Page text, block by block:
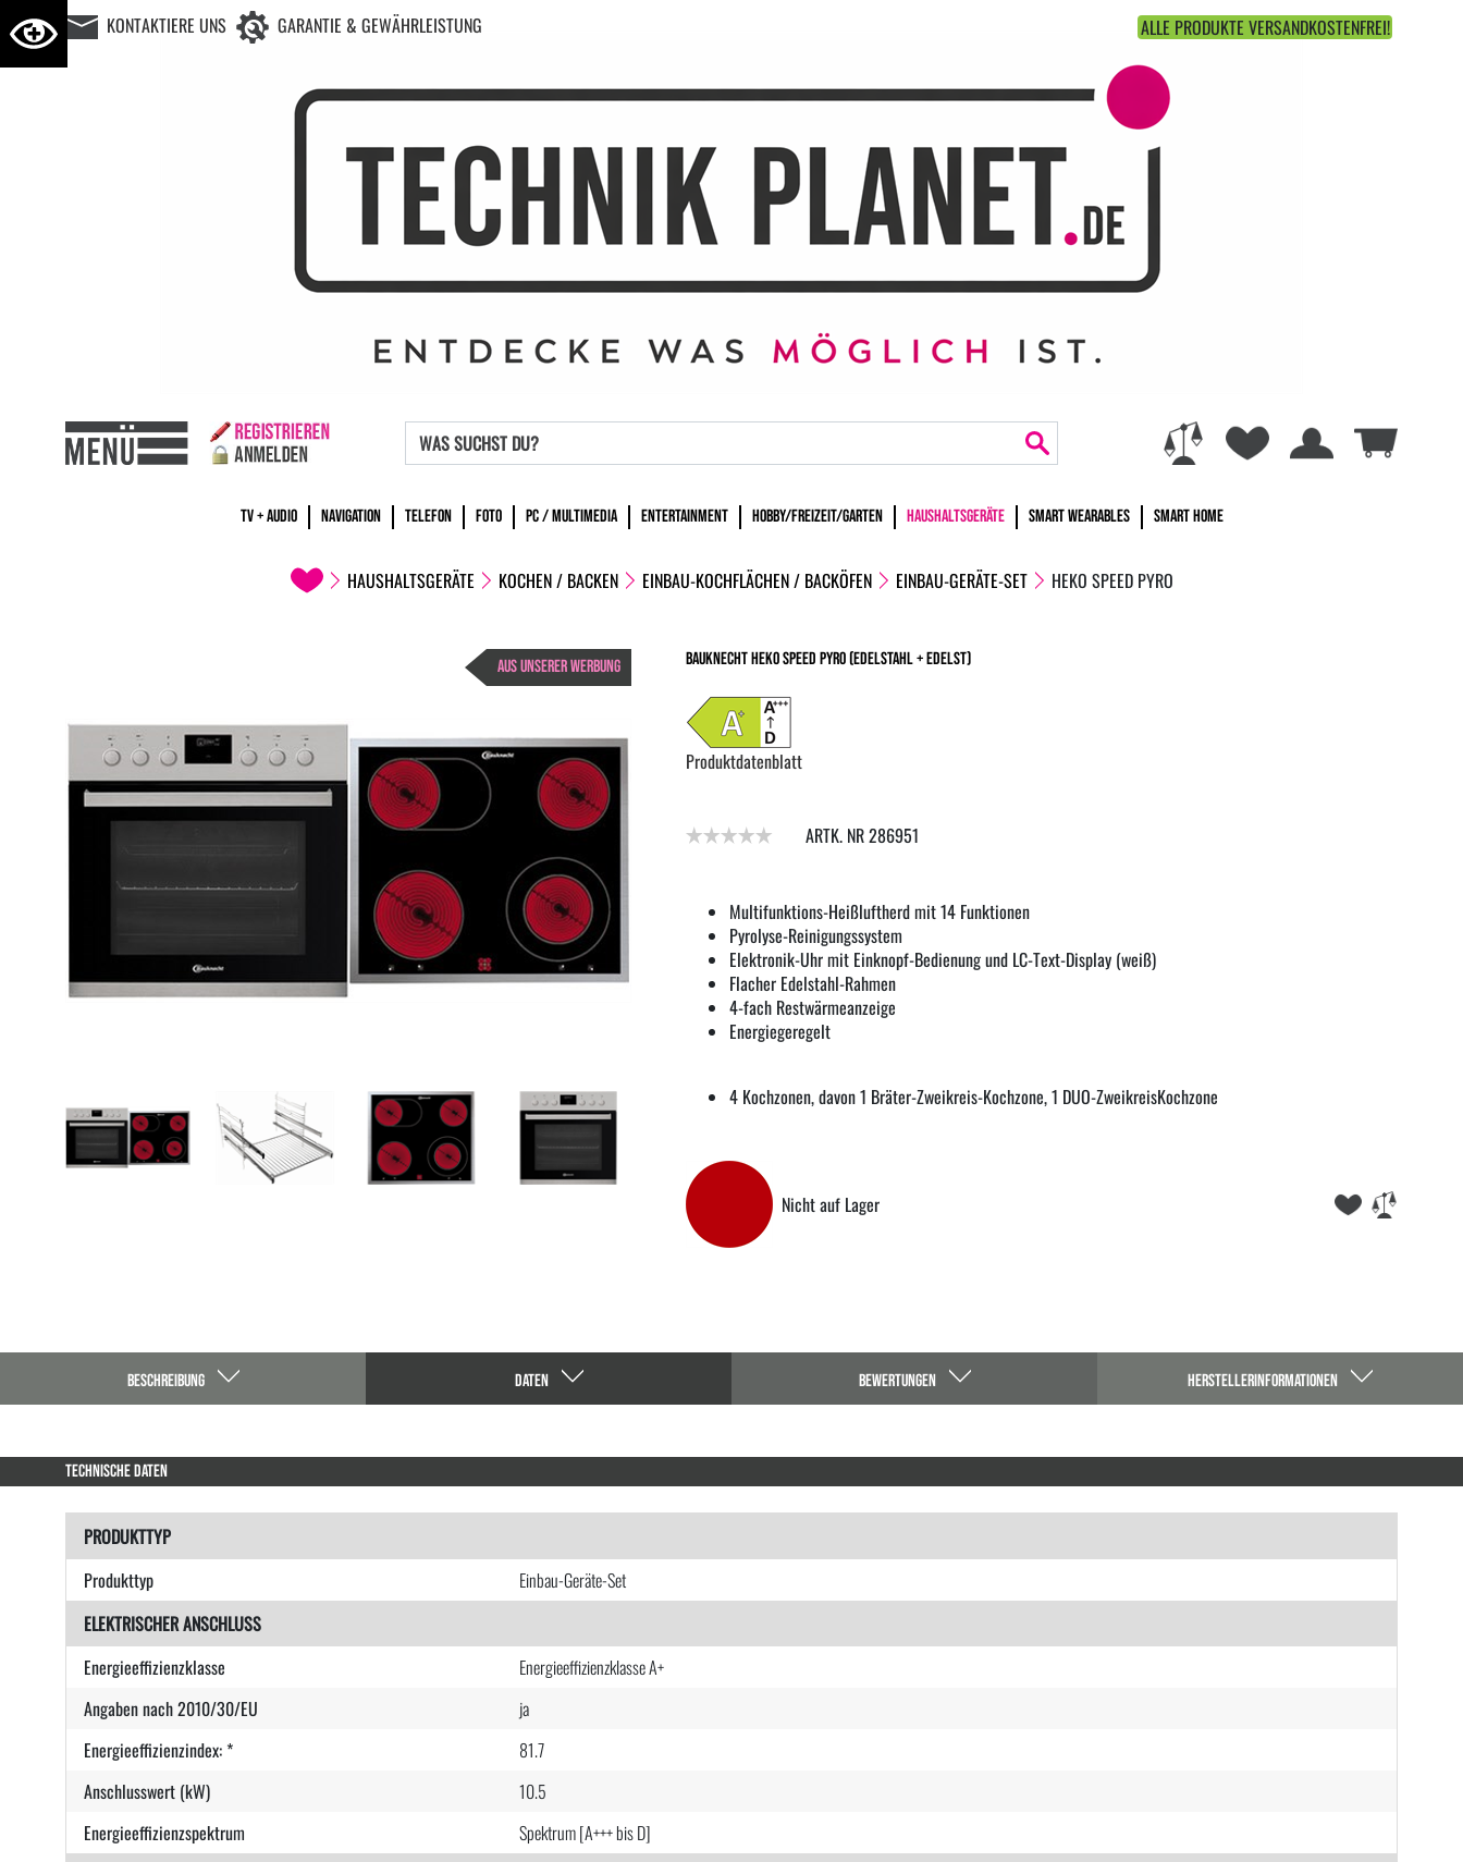
KONTAKTIERE UNS GARANTIE & GEWÄHRLEISTUNG ALLE PRODUKTE VERSANDKOSTENFREI!
TV + AUDIO NAVIGATION TELEFON FOTO PC / MULTIMEDIA ENTERTAINMENT HOBBY/FREIZEIT/GARTEN HAUSHALTSGERÄTE SMART WEARABLES SMART HOME
HAUSHALTSGERÄTE KOCHEN / BACKEN EINBAU-KOCHFLÄCHEN / BACKÖFEN EINBAU-GERÄTE-SET HEKO SPEED PYRO
AUS UNSERER WERBUNG Bauknecht HEKO Speed Pyro (edelstahl + edelst)
ARTK. NR 286951
Multifunktions-Heißluftherd mit 14 Funktionen
Pyrolyse-Reinigungssystem
Elektronik-Uhr mit Einknopf-Bedienung und LC-Text-Display (weiß)
Flacher Edelstahl-Rahmen
4-fach Restwärmeanzeige
Energiegeregelt
4 Kochzonen, davon 1 Bräter-Zweikreis-Kochzone, 1 DUO-ZweikreisKochzone
Nicht auf Lager
Produktdatenblatt
BESCHREIBUNG DATEN BEWERTUNGEN HERSTELLERINFORMATIONEN
TECHNISCHE DATEN
PRODUKTTYP
Produkttyp
Einbau-Geräte-Set
ELEKTRISCHER ANSCHLUSS
Energieeffizienzklasse
Energieeffizienzklasse A+
Angaben nach 2010/30/EU
ja
Energieeffizienzindex: *
81.7
Anschlusswert (kW)
10.5
Energieeffizienzspektrum
Spektrum [A+++ bis D]